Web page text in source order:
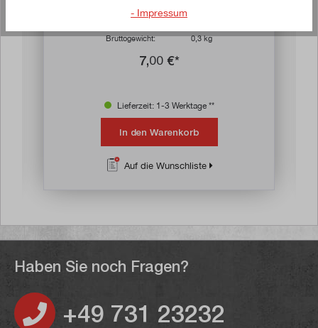
Bruttogewicht:
0,3 kg
7,00 €*
Lieferzeit: 1-3 Werktage **
In den Warenkorb
Auf die Wunschliste
Haben Sie noch Fragen?
+49 731 23232
- Impressum